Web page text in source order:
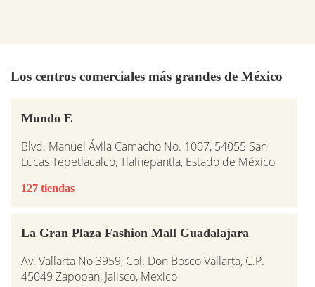
Los centros comerciales más grandes de México
Mundo E
Blvd. Manuel Ávila Camacho No. 1007, 54055 San
Lucas Tepetlacalco, Tlalnepantla, Estado de México
127 tiendas
La Gran Plaza Fashion Mall Guadalajara
Av. Vallarta No 3959, Col. Don Bosco Vallarta, C.P.
45049 Zapopan, Jalisco, Mexico